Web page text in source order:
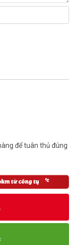
về thiết kế cùng
mẽ với thiết kế nhỏ
inox cao cấp cho
lượng Barrier đồng
để tuân thủ đúng